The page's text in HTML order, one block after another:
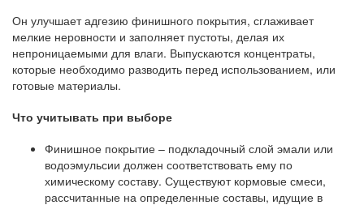
Он улучшает адгезию финишного покрытия, сглаживает
мелкие неровности и заполняет пустоты, делая их
непроницаемыми для влаги. Выпускаются концентраты,
которые необходимо разводить перед использованием, или
готовые материалы.
Что учитывать при выборе
Финишное покрытие – подкладочный слой эмали или
водоэмульсии должен соответствовать ему по
химическому составу. Существуют кормовые смеси,
рассчитанные на определенные составы, идущие в